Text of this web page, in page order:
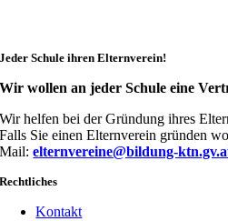
Jeder Schule ihren Elternverein!
Wir wollen an jeder Schule eine
Wir helfen bei der Gründung ihres
Falls Sie einen Elternverein gründen
Mail:elternvereine@bildung-
Rechtliches
Kontakt